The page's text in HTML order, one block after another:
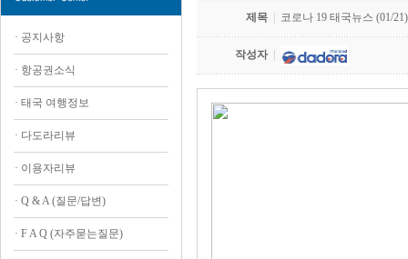
· 공지사항
· 항공권소식
· 태국 여행정보
· 다도라리뷰
· 이용자리뷰
· Q & A (질문/답변)
· F A Q (자주묻는질문)
제목 코로나 19 태국뉴스 (01/21)
작성자